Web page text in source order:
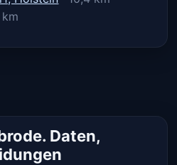
km
Daten,